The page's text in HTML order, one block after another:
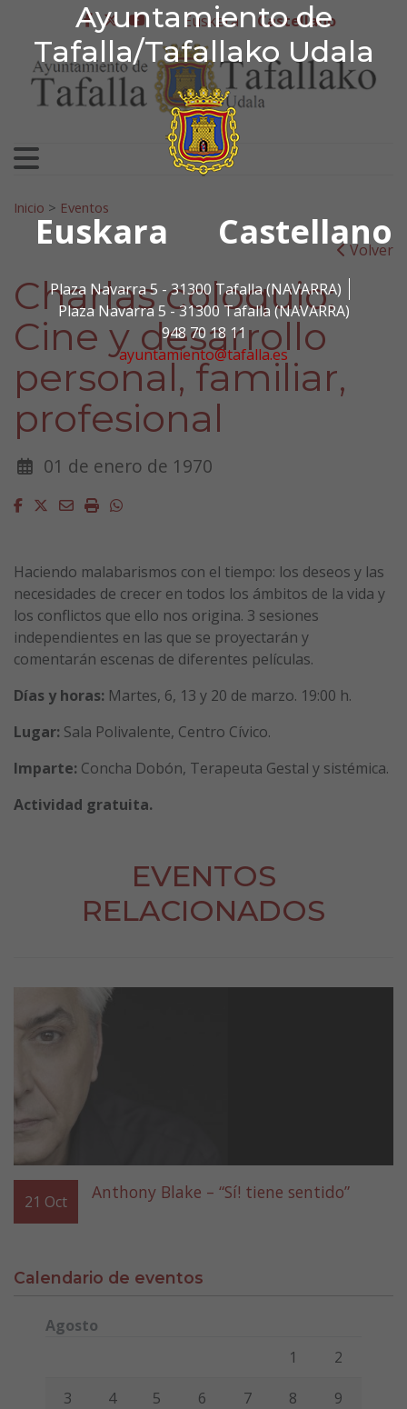
Ayuntamiento de
Tafalla/Tafallako Udala
Euskara Castellano
Plaza Navarra 5 - 31300 Tafalla (NAVARRA)
Plaza Navarra 5 - 31300 Tafalla (NAVARRA)
948 70 18 11
ayuntamiento@tafalla.es
Ir al contenido
Ayuntamiento de
facebook
twitter
youtube
Euskera Castellano
Search for:
Inicio > Eventos
Volver
Charlas coloquio:
Cine y desarrollo
personal, familiar,
profesional
01 de enero de 1970
Facebook
Twitter
EmailImprimirWhatsapp
Haciendo malabarismos con el tiempo: los deseos y las
necesidades de crecer en todos los ámbitos de la vida y
los conflictos que ello nos origina. 3 sesiones
independientes en las que se proyectarán y
comentarán escenas de diferentes películas.
Días y horas: Martes, 6, 13 y 20 de marzo. 19:00 h.
Lugar: Sala Polivalente, Centro Cívico.
Imparte: Concha Dobón, Terapeuta Gestal y sistémica.
Actividad gratuita.
EVENTOS
RELACIONADOS
21 Oct Anthony Blake – “Sí! tiene sentido”
Calendario de eventos
Agosto
Viernes Sábado
1 2
3 4 5 6 7 8 9